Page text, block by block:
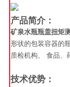
产品简介：
矿泉水瓶瓶盖扭矩
形状的包装容器的
质检机构、 食品、
技术优势：